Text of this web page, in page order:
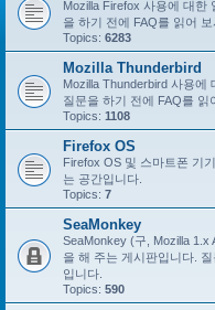
Mozilla Firefox 사용에 대한
을 하기 전에 FAQ를 읽어
Topics: 6283
Mozilla Thunderbird
Mozilla Thunderbird 사용에
질문을 하기 전에 FAQ를 읽
Topics: 1108
Firefox OS
Firefox OS 및 스마트폰 기
는 공간입니다.
Topics: 7
SeaMonkey
SeaMonkey (구, Mozilla 1.x
을 해 주는 게시판입니다.
입니다.
Topics: 590